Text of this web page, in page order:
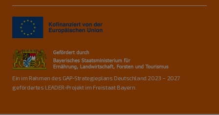
Ein im Rahmen des GAP-Strategieplans Deutschland 2023 – 2027
gefördertes LEADER-Projekt im Freistaat Bayern.